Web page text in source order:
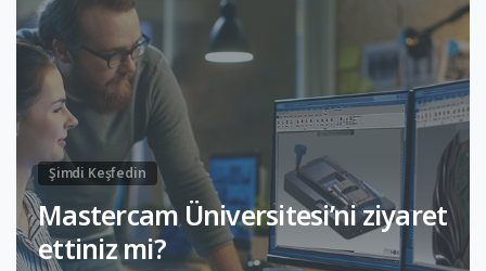
Şimdi Keşfedin
Mastercam Üniversitesi’ni ziyaret
ettiniz mi?